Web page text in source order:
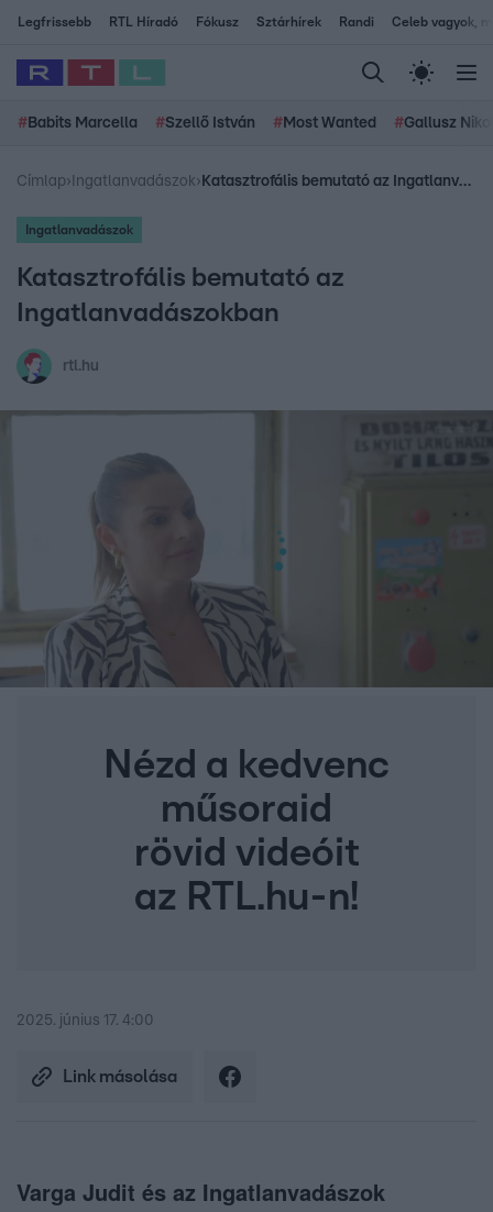
Legfrissebb RTL Híradó Fókusz Sztárhírek Randi Celeb vagyok,
# Babits Marcella #Szellő István # Most Wanted #Gallusz
Címlap› Ingatlanvadászok› Katasztrofális bemutató az Ingatlanvadászokban
Ingatlanvadászok
Katasztrofális bemutató az
Ingatlanvadászokban
rtl.hu
Nézd a kedvenc
műsoraid
rövid videóit
az RTL.hu-n!
2025. június 17. 4:00
Link másolása
Varga Judit és az Ingatlanvadászok